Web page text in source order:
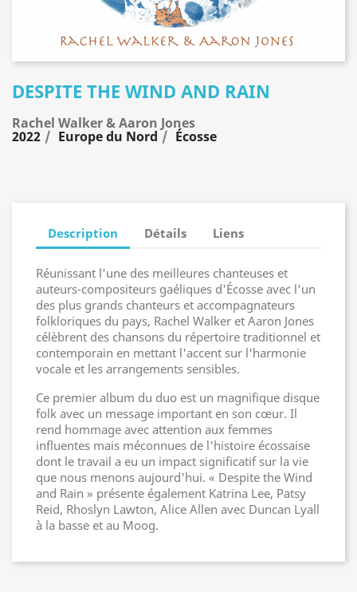
DESPITE THE WIND AND RAIN
Rachel Walker & Aaron Jones
2022 Europe du Nord Écosse
Description Détails Liens
Réunissant l'une des meilleures chanteuses et
auteurs-compositeurs gaéliques d'Écosse avec l'un
des plus grands chanteurs et accompagnateurs
folkloriques du pays, Rachel Walker et Aaron Jones
célèbrent des chansons du répertoire traditionnel et
contemporain en mettant l'accent sur l'harmonie
vocale et les arrangements sensibles.
Ce premier album du duo est un magnifique disque
folk avec un message important en son cœur. Il
rend hommage avec attention aux femmes
influentes mais méconnues de l'histoire écossaise
dont le travail a eu un impact significatif sur la vie
que nous menons aujourd'hui. « Despite the Wind
and Rain » présente également Katrina Lee, Patsy
Reid, Rhoslyn Lawton, Alice Allen avec Duncan Lyall
à la basse et au Moog.